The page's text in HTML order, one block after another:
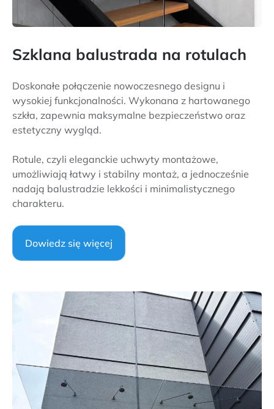
Szklana balustrada na rotulach
Doskonałe połączenie nowoczesnego designu i
wysokiej funkcjonalności. Wykonana z hartowanego
szkła, zapewnia maksymalne bezpieczeństwo oraz
estetyczny wygląd.
Rotule, czyli eleganckie uchwyty montażowe,
umożliwiają łatwy i stabilny montaż, a jednocześnie
nadają balustradzie lekkości i minimalistycznego
charakteru.
Dowiedz się więcej